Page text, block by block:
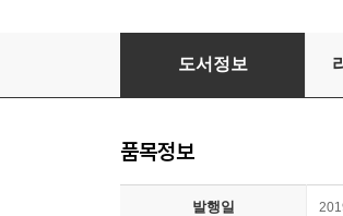
어려웠던 경제기사가 술술
도서정보
품목정보
발행일